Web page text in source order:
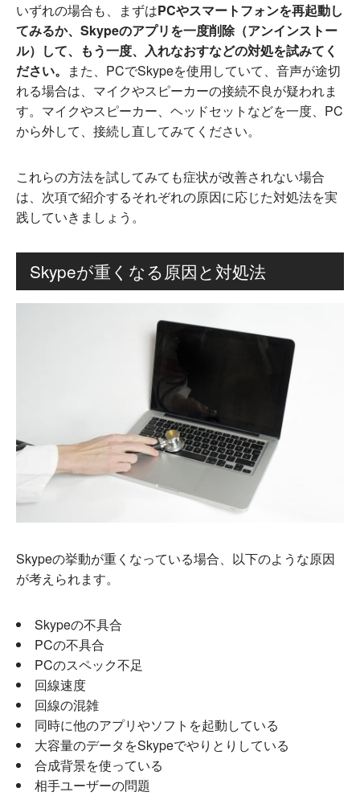
いずれの場合も、まずはPCやスマートフォンを再起動し
てみるか、Skypeのアプリを一度削除（アンインストー
ル）して、もう一度、入れなおすなどの対処を試みてく
ださい。 また、PCでSkypeを使用していて、音声が途切
れる場合は、マイクやスピーカーの接続不良が疑われま
す。マイクやスピーカー、ヘッドセットなどを一度、PC
から外して、接続し直してみてください。
これらの方法を試してみても症状が改善されない場合
は、次項で紹介するそれぞれの原因に応じた対処法を実
践していきましょう。
Skypeが重くなる原因と対処法
Skypeの挙動が重くなっている場合、以下のような原因
が考えられます。
Skypeの不具合
PCの不具合
PCのスペック不足
回線速度
回線の混雑
同時に他のアプリやソフトを起動している
大容量のデータをSkypeでやりとりしている
合成背景を使っている
相手ユーザーの問題